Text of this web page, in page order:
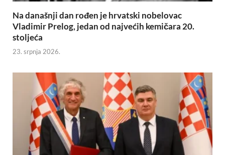
Na današnji dan rođen je hrvatski nobelovac
Vladimir Prelog, jedan od najvećih kemičara 20.
stoljeća
23. srpnja 2026.